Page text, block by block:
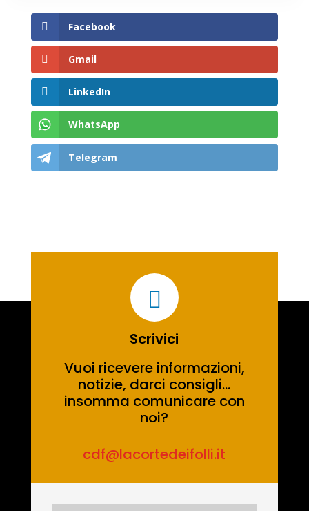
Facebook
Gmail
LinkedIn
WhatsApp
Telegram

Scrivici
Vuoi ricevere informazioni,
notizie, darci consigli…
insomma comunicare con
noi?
cdf@lacortedeifolli.it